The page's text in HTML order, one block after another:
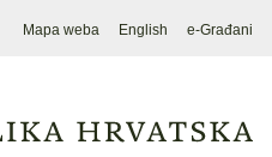
Mapa weba English e-Građani